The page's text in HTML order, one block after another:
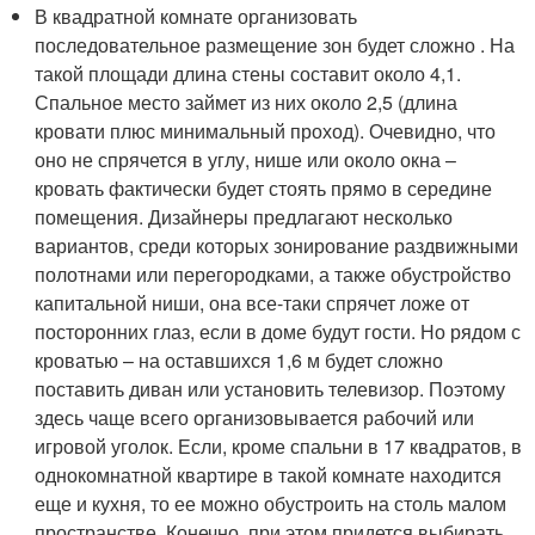
В квадратной комнате организовать
последовательное размещение зон будет сложно . На
такой площади длина стены составит около 4,1.
Спальное место займет из них около 2,5 (длина
кровати плюс минимальный проход). Очевидно, что
оно не спрячется в углу, нише или около окна –
кровать фактически будет стоять прямо в середине
помещения. Дизайнеры предлагают несколько
вариантов, среди которых зонирование раздвижными
полотнами или перегородками, а также обустройство
капитальной ниши, она все-таки спрячет ложе от
посторонних глаз, если в доме будут гости. Но рядом с
кроватью – на оставшихся 1,6 м будет сложно
поставить диван или установить телевизор. Поэтому
здесь чаще всего организовывается рабочий или
игровой уголок. Если, кроме спальни в 17 квадратов, в
однокомнатной квартире в такой комнате находится
еще и кухня, то ее можно обустроить на столь малом